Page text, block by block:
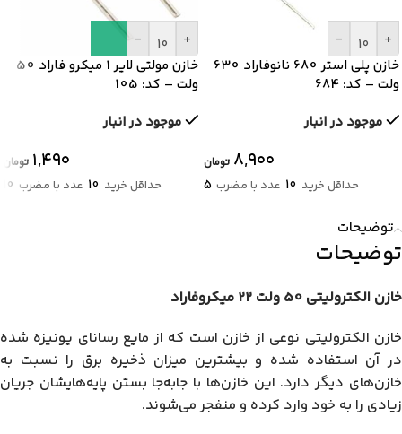
-
+
خازن پلی استر 680 نانوفاراد 630
ولت – کد: 684
موجود در انبار
۸,۹۰۰ تومان
حداقل خرید 10 عدد با مضرب 5
-
+
خازن مولتی لایر 1 میکرو فاراد 50
ولت – کد: 105
موجود در انبار
۱,۴۹۰ تومان
حداقل خرید 10 عدد با مضرب 10
توضیحات
توضیحات
خازن الکترولیتی 50 ولت 22 میکروفاراد
خازن الکترولیتی نوعی از خازن است که از مایع رسانای یونیزه شده
در آن استفاده شده و بیشترین میزان ذخیره برق را نسبت به
خازن‌های دیگر دارد. این خازن‌ها با جابه‌جا بستن پایه‌هایشان جریان
زیادی را به خود وارد کرده و منفجر می‌شوند.